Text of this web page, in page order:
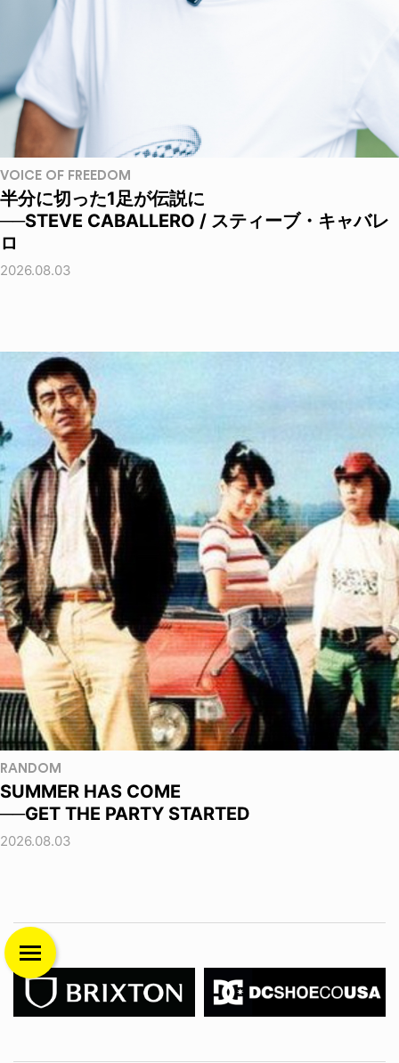
VOICE OF FREEDOM
半分に切った1足が伝説に
──STEVE CABALLERO / スティーブ・キャバレ
ロ
2026.08.03
RANDOM
SUMMER HAS COME
──GET THE PARTY STARTED
2026.08.03